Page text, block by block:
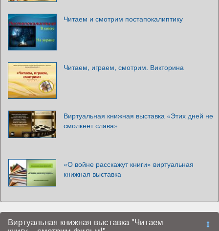
Читаем и смотрим постапокалиптику
Читаем, играем, смотрим. Викторина
Виртуальная книжная выставка «Этих дней не
смолкнет слава»
«О войне расскажут книги» виртуальная
книжная выставка
Виртуальная книжная выставка "Читаем